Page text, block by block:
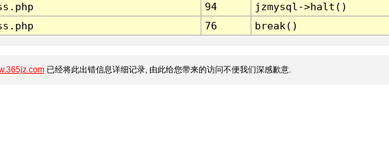
94
jzmysql->halt()
76 break()
已经将此出错信息详细记录, 由此给您带来的访问不便我们深感歉意.